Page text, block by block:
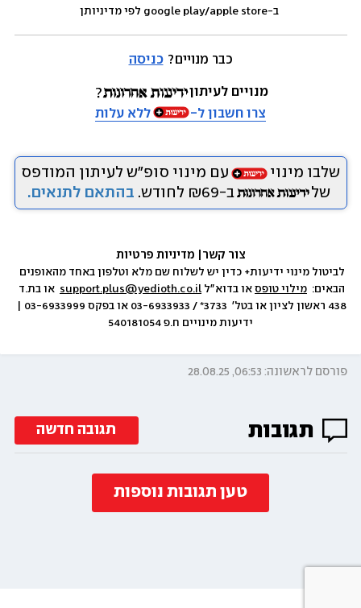
כבר מנויים? כניסה
מנויים לעיתון
צרו חשבון ל-
ללא עלות
שלבו מינוי
עם מינוי סופ״ש לעיתון המודפס
של
ב-₪69 לחודש. בהתאם לתנאים.
צור קשר
הבאים: מילוי טופס או בדוא״ל support.plus@yedioth.co.il
ידיעות מינויים ח.פ 540181054
פורסם לראשונה: 06:53, 28.08.25
תגובות תגובה חדשה
טען תגובות נוספות